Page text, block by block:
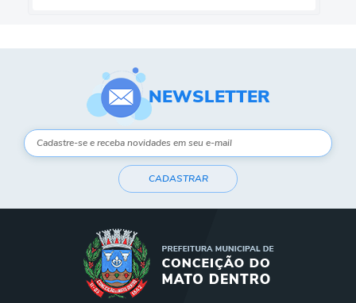
NEWSLETTER
CADASTRAR